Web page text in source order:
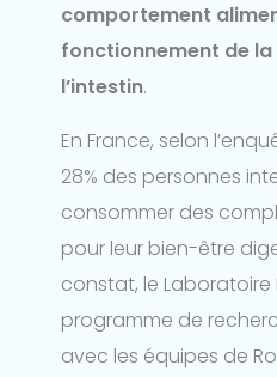
comportement
fonctionnement de la
l’intestin.
En France, selon
28% des personnes
consommer des
pour leur bien-être
constat, le Laboratoire
programme de
avec les équipes de